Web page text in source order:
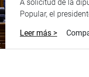
A solicitud de la
Popular, el
Leer más >